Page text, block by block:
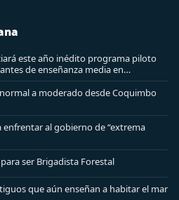
este año inédito programa piloto
de enseñanza media en
a moderado desde Coquimbo
enfrentar al gobierno de “extrema
ser Brigadista Forestal
que aún enseñan a habitar el mar